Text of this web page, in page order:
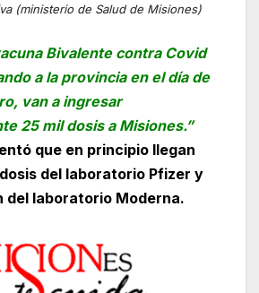
(ministerio de Salud de Misiones)
Bivalente contra Covid
a la provincia en el día de
van a ingresar
25 mil dosis a Misiones.”
que en principio llegan
del laboratorio Pfizer y
del laboratorio Moderna.